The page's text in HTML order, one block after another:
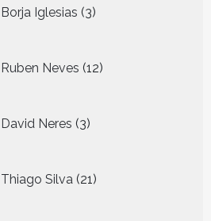
Borja Iglesias 3
producten
Ruben Neves 12
producten
David Neres 3
producten
Thiago Silva 21
producten